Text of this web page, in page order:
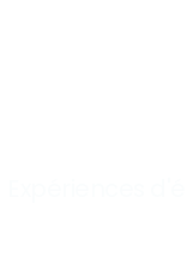
Expériences